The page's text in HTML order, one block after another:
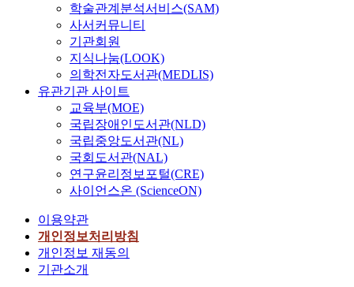
학술관계분석서비스(SAM)
사서커뮤니티
기관회원
지식나눔(LOOK)
의학전자도서관(MEDLIS)
유관기관 사이트
교육부(MOE)
국립장애인도서관(NLD)
국립중앙도서관(NL)
국회도서관(NAL)
연구윤리정보포털(CRE)
사이언스온 (ScienceON)
이용약관
개인정보처리방침
개인정보 재동의
기관소개